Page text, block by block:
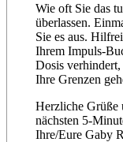
Wie oft Sie das
überlassen.
Sie es aus.
Ihrem Impuls-
Dosis
Ihre Grenzen
Herzliche Grüße
nächsten 5-
Ihre/Eure Gaby